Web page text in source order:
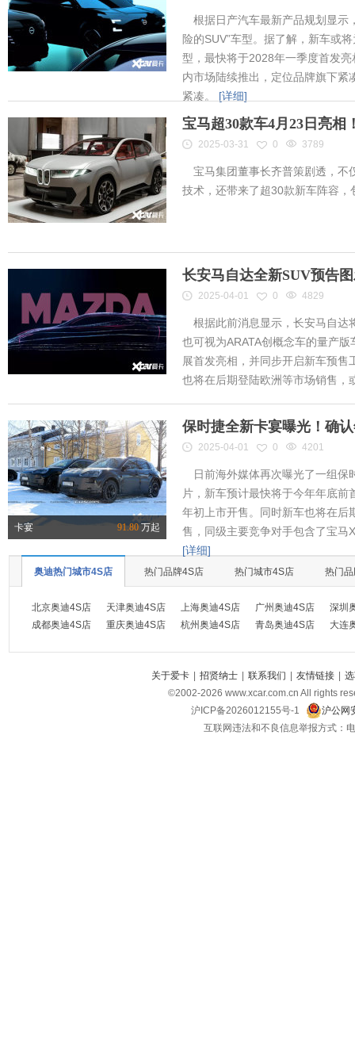
根据日产汽车最新产品规划显示
险的SUV”车型。据了解，新车或
型，最快将于2028年一季度首发
内市场陆续推出，定位品牌旗下紧
紧凑。 [详细]
宝马超30款车4月23日亮
2025-03-31 0 3789
宝马集团董事长齐普策剧透，不
技术，还带来了超30款新车阵容
长安马自达全新SUV预告
2025-04-01 0 4829
根据此前消息显示，长安马自达
也可视为ARATA创概念车的量产
展首发亮相，并同步开启新车预售
也将在后期登陆欧洲等市场销售，
卡宴 91.80万起
保时捷全新卡宴曝光！确
2025-04-01 0 4201
日前海外媒体再次曝光了一组保
片，新车预计最快将于今年年底
年初上市开售。同时新车也将在后
售，同级主要竞争对手包含了宝马
[详细]
奥迪热门城市4S店 热门品牌4S店 热门城市4S店 热门
北京奥迪4S店 天津奥迪4S店 上海奥迪4S店 广州奥迪4S店
深圳
成都奥迪4S店
重庆奥迪4S店 杭州奥迪4S店 青岛奥迪4S店 大连
关于爱卡 | 招贤纳士 | 联系我们 | 友情链接 |
©2002-2026 www.xcar.com.cn All rights
沪ICP备2026012155号-1
沪公网
互联网违法和不良信息举报方式：